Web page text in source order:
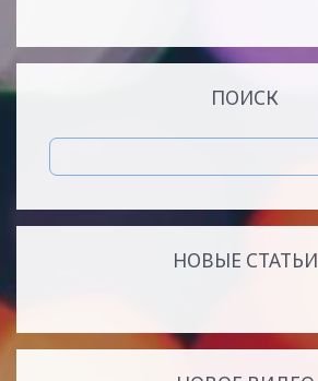
ПОИСК
НОВЫЕ СТАТЬИ